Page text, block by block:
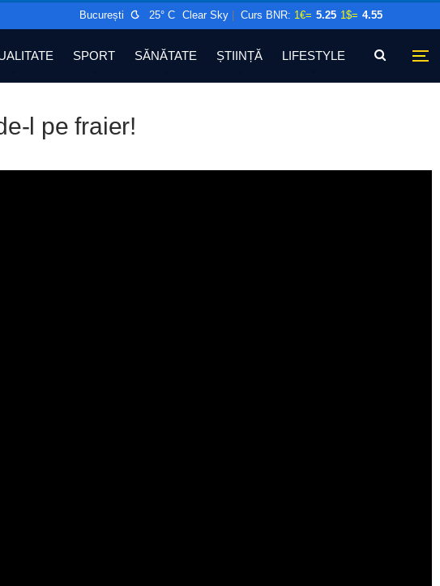
București 25° C Clear Sky |Curs BNR: 1€= 5.25 1$= 4.55
SPORT SĂNĂTATE ȘTIINȚĂ LIFESTYLE
l pe fraier!